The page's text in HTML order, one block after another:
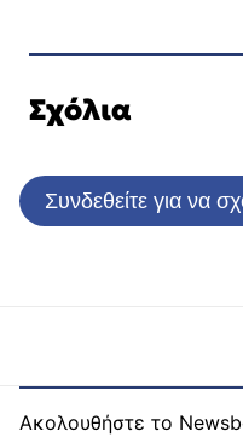
Σχόλια
Συνδεθείτε για να
Ακολουθήστε το